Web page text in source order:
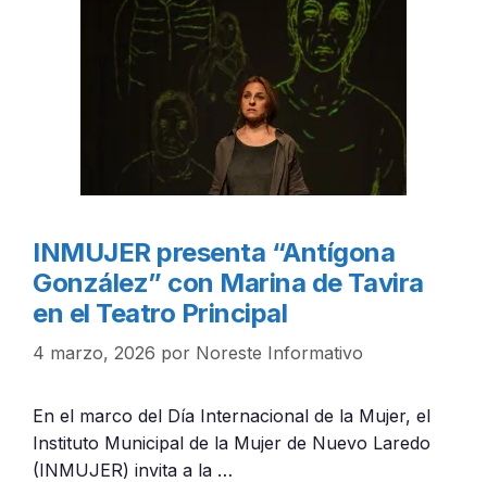
INMUJER presenta “Antígona
González” con Marina de Tavira
en el Teatro Principal
4 marzo, 2026 por Noreste Informativo
En el marco del Día Internacional de la Mujer, el
Instituto Municipal de la Mujer de Nuevo Laredo
(INMUJER) invita a la …